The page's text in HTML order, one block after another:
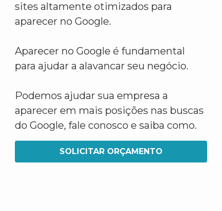
sites altamente otimizados para
aparecer no Google.
Aparecer no Google é fundamental
para ajudar a alavancar seu negócio.
Podemos ajudar sua empresa a
aparecer em mais posições nas buscas
do Google, fale conosco e saiba como.
SOLICITAR ORÇAMENTO